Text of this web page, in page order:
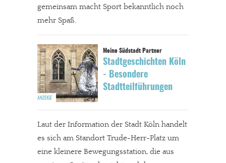
gemeinsam macht Sport bekanntlich noch
mehr Spaß.
Stadtgeschichten Köln
- Besondere
Stadtteilführungen
Laut der Information der Stadt Köln handelt
es sich am Standort Trude-Herr-Platz um
eine kleinere Bewegungsstation, die aus